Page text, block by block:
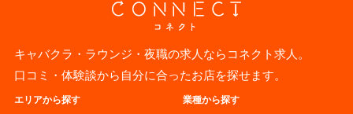
キャバクラ・ラウンジ・夜職の求人ならコネクト求人。
口コミ・体験談から自分に合ったお店を探せます。
エリアから探す 業種から探す